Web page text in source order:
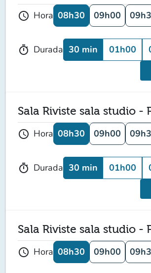
schedule Hora 08h30 09h00
timer Durada 30 min 01h00
Sala Riviste sala studio -
schedule Hora 08h30 09h00
timer Durada 30 min 01h00
Sala Riviste sala studio -
schedule Hora 08h30 09h00